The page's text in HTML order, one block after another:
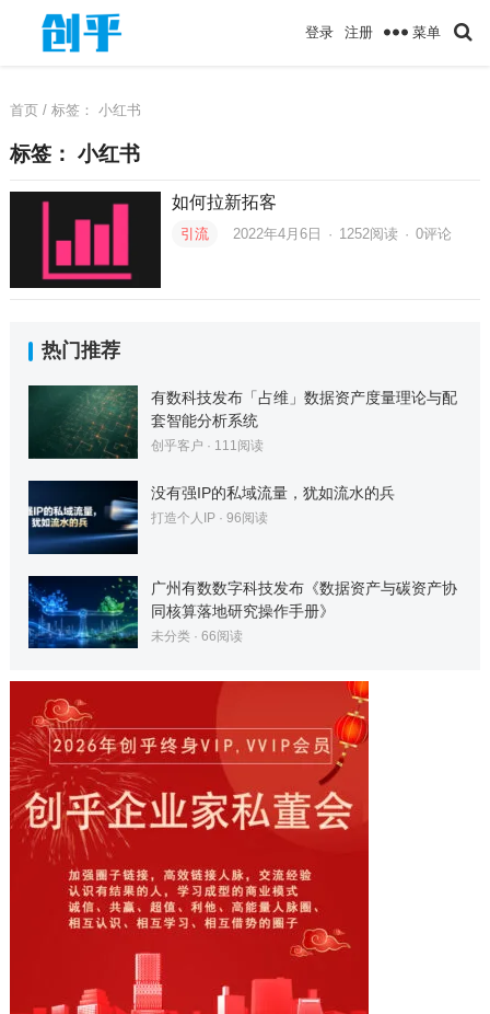
登录 注册 菜单
首页/ 标签： 小红书
标签： 小红书
如何拉新拓客
引流 2022年4月6日 · 1252阅读 · 0评论
热门推荐
有数科技发布「占维」数据资产度量理论与配
套智能分析系统
创乎客户 · 111阅读
没有强IP的私域流量，犹如流水的兵
打造个人IP· 96阅读
广州有数数字科技发布《数据资产与碳资产协
同核算落地研究操作手册》
未分类· 66阅读